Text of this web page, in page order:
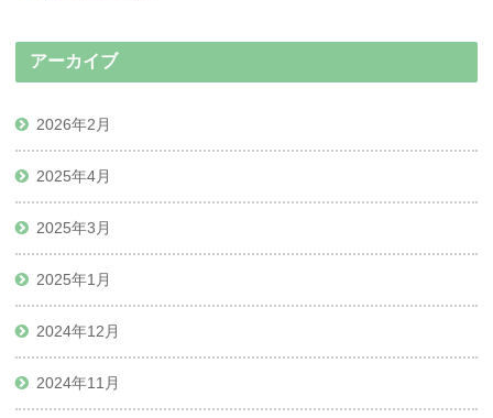
アーカイブ
2026年2月
2025年4月
2025年3月
2025年1月
2024年12月
2024年11月